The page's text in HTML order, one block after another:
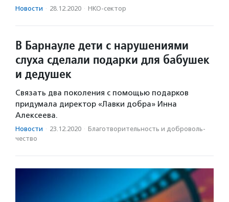
Новости · 28.12.2020 · НКО-сектор
В Барнауле дети с нарушениями
слуха сделали подарки для бабушек
и дедушек
Связать два поколения с помощью подарков
придумала директор «Лавки добра» Инна
Алексеева.
Новости · 23.12.2020 · Благотвори­тель­ность и доброволь­
чест­во